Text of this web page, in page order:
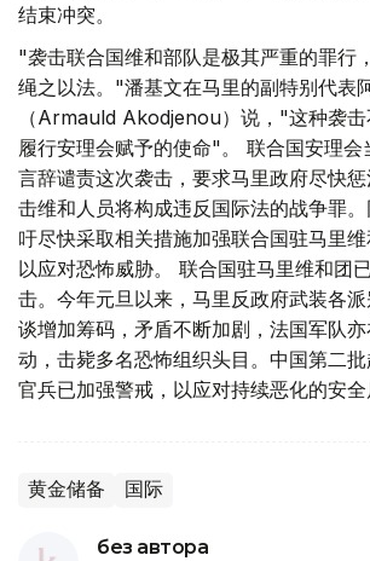
结束冲突。
"袭击联合国维和部队是极其严重的罪行
绳之以法。"潘基文在马里的副特别代表
（Armauld Akodjenou）说，"这种袭
履行安理会赋予的使命"。 联合国安理会
言辞谴责这次袭击，要求马里政府尽快
击维和人员将构成违反国际法的战争罪
吁尽快采取相关措施加强联合国驻马里维
以应对恐怖威胁。 联合国驻马里维和团
击。今年元旦以来，马里反政府武装各
谈增加筹码，矛盾不断加剧，法国军队
动，击毙多名恐怖组织头目。中国第二
官兵已加强警戒，以应对持续恶化的安全
黄金储备 国际
без автора